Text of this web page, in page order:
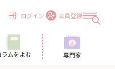
ログイン 会員登録
ラムをよむ 専門家